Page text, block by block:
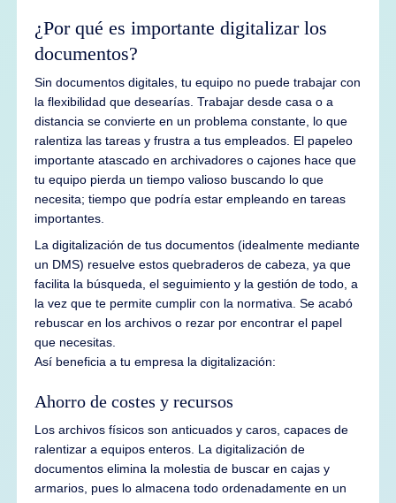
¿Por qué es importante digitalizar los
documentos?
Sin documentos digitales, tu equipo no puede trabajar con
la flexibilidad que desearías. Trabajar desde casa o a
distancia se convierte en un problema constante, lo que
ralentiza las tareas y frustra a tus empleados. El papeleo
importante atascado en archivadores o cajones hace que
tu equipo pierda un tiempo valioso buscando lo que
necesita; tiempo que podría estar empleando en tareas
importantes.
La digitalización de tus documentos (idealmente mediante
un DMS) resuelve estos quebraderos de cabeza, ya que
facilita la búsqueda, el seguimiento y la gestión de todo, a
la vez que te permite cumplir con la normativa. Se acabó
rebuscar en los archivos o rezar por encontrar el papel
que necesitas.
Así beneficia a tu empresa la digitalización:
Ahorro de costes y recursos
Los archivos físicos son anticuados y caros, capaces de
ralentizar a equipos enteros. La digitalización de
documentos elimina la molestia de buscar en cajas y
armarios, pues lo almacena todo ordenadamente en un